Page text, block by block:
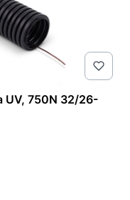
UV, 750N 32/26-